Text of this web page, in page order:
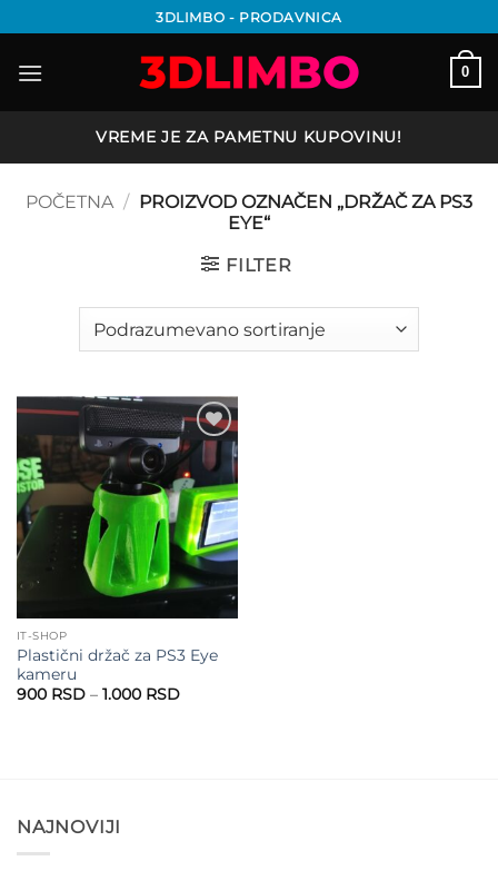
na
sadržaj
3DLIMBO - PRODAVNICA
0
VREME JE ZA PAMETNU KUPOVINU!
POČETNA / PROIZVOD OZNAČEN „DRŽAČ ZA PS3
EYE“
FILTER
Add to
wishlist
IT-SHOP
Plastični držač za PS3 Eye
kameru
900 RSD – 1.000 RSDRaspon
NAJNOVIJI